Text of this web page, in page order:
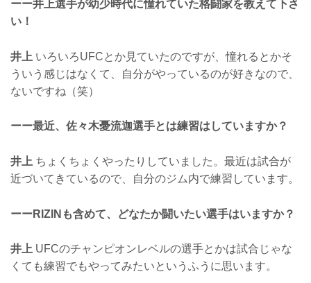
ーー井上選手が幼少時代に憧れていた格闘家を教えて下さ
い！
井上 いろいろUFCとか見ていたのですが、憧れるとかそ
ういう感じはなくて、自分がやっているのが好きなので、
ないですね（笑）
ーー最近、佐々木憂流迦選手とは練習はしていますか？
井上 ちょくちょくやったりしていました。最近は試合が
近づいてきているので、自分のジム内で練習しています。
ーーRIZINも含めて、どなたか闘いたい選手はいますか？
井上 UFCのチャンピオンレベルの選手とかは試合じゃな
くても練習でもやってみたいというふうに思います。